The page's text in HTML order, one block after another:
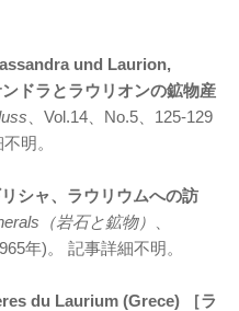
und Laurion,
ドラとラウリオンの鉱物産
、Vol.14、No.5、125-129
明。
シャ、ラウリウムへの訪
（岩石と鉱物）
年)。 記事詳細不明。
du Laurium (Grece) ［ラ